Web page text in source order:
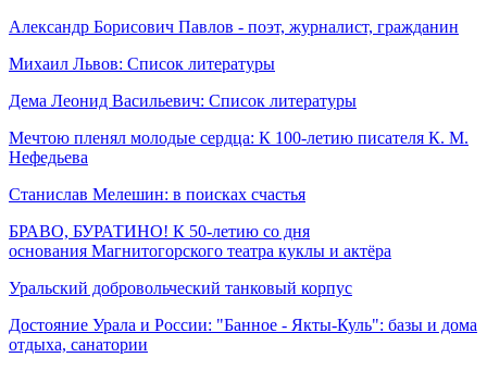
Александр Борисович Павлов - поэт, журналист, гражданин
Михаил Львов: Список литературы
Дема Леонид Васильевич: Список литературы
Мечтою пленял молодые сердца: К 100-летию писателя К. М.
Нефедьева
Станислав Мелешин: в поисках счастья
БРАВО, БУРАТИНО! К 50-летию со дня
основания Магнитогорского театра куклы и актёра
Уральский добровольческий танковый корпус
Достояние Урала и России: "Банное - Якты-Куль": базы и дома
отдыха, санатории